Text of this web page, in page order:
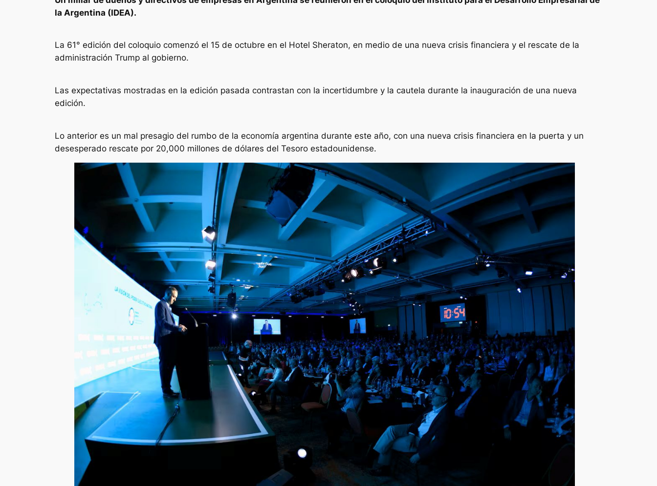
la Argentina (IDEA).
La 61° edición del coloquio comenzó el 15 de octubre en el Hotel Sheraton, en medio de una nueva crisis financiera y el rescate de la
administración Trump al gobierno.
Las expectativas mostradas en la edición pasada contrastan con la incertidumbre y la cautela durante la inauguración de una nueva
edición.
Lo anterior es un mal presagio del rumbo de la economía argentina durante este año, con una nueva crisis financiera en la puerta y un
desesperado rescate por 20,000 millones de dólares del Tesoro estadounidense.